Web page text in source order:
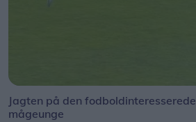
Jagten på den fodboldinteresserede
mågeunge